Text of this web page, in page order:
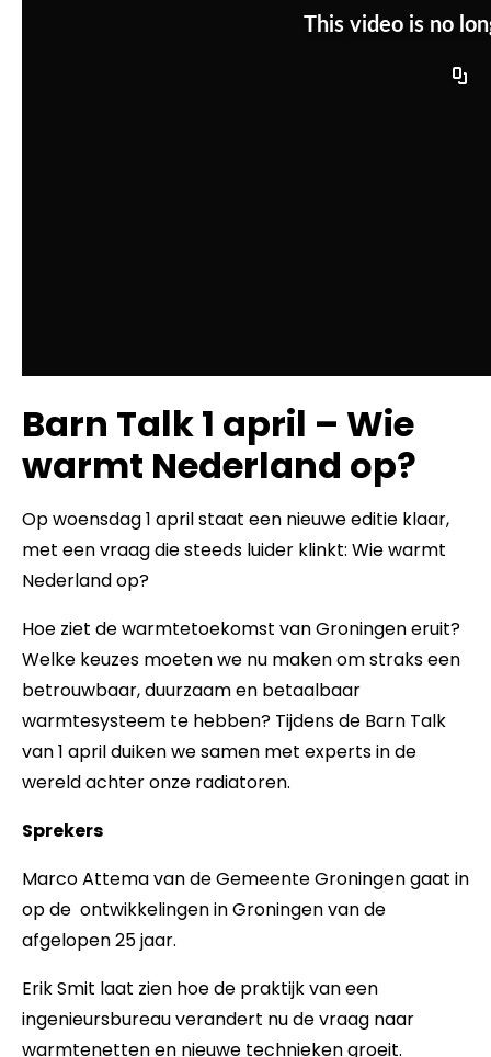
Barn Talk 1 april – Wie
warmt Nederland op?
Op woensdag 1 april staat een nieuwe editie klaar,
met een vraag die steeds luider klinkt: Wie warmt
Nederland op?
Hoe ziet de warmtetoekomst van Groningen eruit?
Welke keuzes moeten we nu maken om straks een
betrouwbaar, duurzaam en betaalbaar
warmtesysteem te hebben? Tijdens de Barn Talk
van 1 april duiken we samen met experts in de
wereld achter onze radiatoren.
Sprekers
Marco Attema van de Gemeente Groningen gaat in
op de ontwikkelingen in Groningen van de
afgelopen 25 jaar.
Erik Smit laat zien hoe de praktijk van een
ingenieursbureau verandert nu de vraag naar
warmtenetten en nieuwe technieken groeit.